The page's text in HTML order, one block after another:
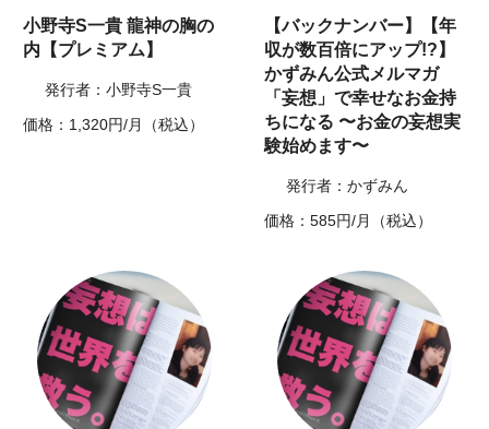
小野寺S一貴 龍神の胸の
内【プレミアム】
発行者：小野寺S一貴
価格：1,320円/月（税込）
【バックナンバー】【年
収が数百倍にアップ!?】
かずみん公式メルマガ
「妄想」で幸せなお金持
ちになる 〜お金の妄想実
験始めます〜
発行者：かずみん
価格：585円/月（税込）